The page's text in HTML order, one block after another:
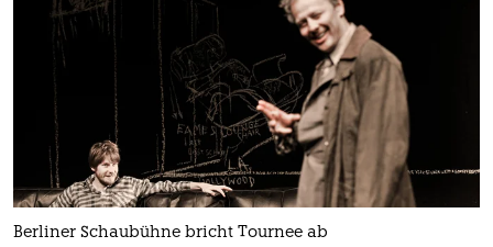
Berliner Schaubühne bricht Tournee ab